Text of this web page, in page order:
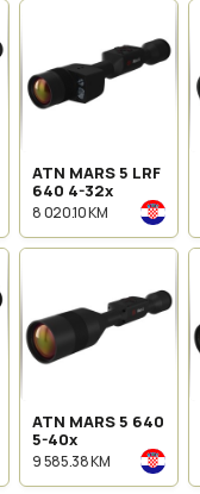
ATN MARS 5 LRF
640 4-32x
8 020.10 KM
ATN MARS 5 640
5-40x
9 585.38 KM